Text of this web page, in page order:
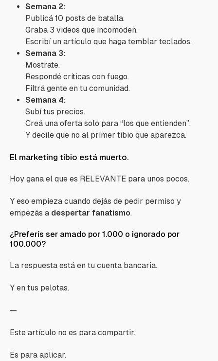
Semana 2:
Publicá 10 posts de batalla.
Graba 3 videos que incomoden.
Escribí un artículo que haga temblar teclados.
Semana 3:
Mostrate.
Respondé críticas con fuego.
Filtrá gente en tu comunidad.
Semana 4:
Subí tus precios.
Creá una oferta solo para “los que entienden”.
Y decile que no al primer tibio que aparezca.
El marketing tibio está muerto.
Hoy gana el que es RELEVANTE para unos pocos.
Y eso empieza cuando dejás de pedir permiso y
empezás a despertar fanatismo.
¿Preferís ser amado por 1.000 o ignorado por
100.000?
La respuesta está en tu cuenta bancaria.
Y en tus pelotas.
—
Este artículo no es para compartir.
Es para aplicar.